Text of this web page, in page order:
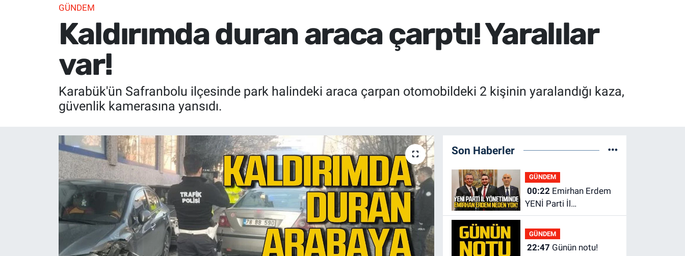
GÜNDEM
Kaldırımda duran araca çarptı! Yaralılar
var!
Karabük'ün Safranbolu ilçesinde park halindeki araca çarpan otomobildeki 2 kişinin yaralandığı kaza,
güvenlik kamerasına yansıdı.
Son Haberler
GÜNDEM
00:22Emirhan Erdem
YENİ Parti İl
yönetiminden neden
yok?
GÜNDEM
22:47 Günün notu!